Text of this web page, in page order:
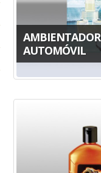
AUTOMÓVIL